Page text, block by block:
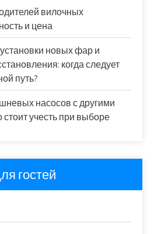
вилочных
и цена
новых фар и
когда следует
путь?
насосов с другими
стоит учесть при выборе
гостей